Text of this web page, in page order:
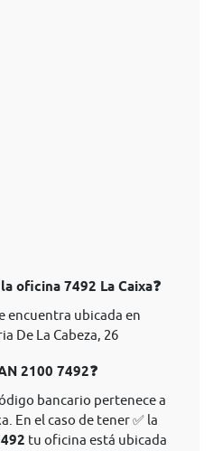
oficina 7492 La Caixa❓
encuentra ubicada en
De La Cabeza, 26
2100 7492❓
bancario pertenece a
En el caso de tener ✅ la
tu oficina está ubicada